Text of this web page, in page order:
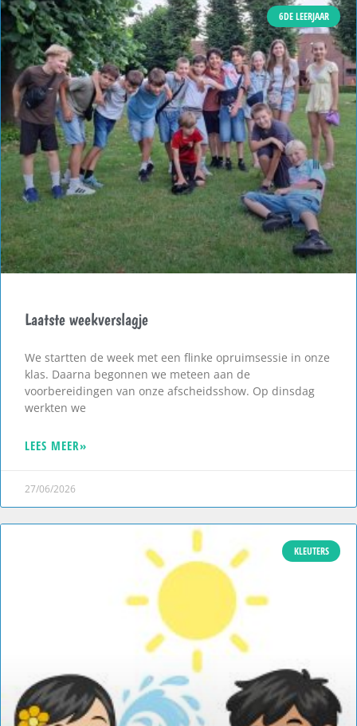
6DE LEERJAAR
Laatste weekverslagje
We startten de week met een flinke opruimsessie in onze
klas. Daarna begonnen we meteen aan de
voorbereidingen van onze afscheidsshow. Op dinsdag
werkten we
LEES MEER»
27/06/2026
KLEUTERS